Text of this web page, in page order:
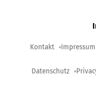
Kontakt Impressum
Datenschutz